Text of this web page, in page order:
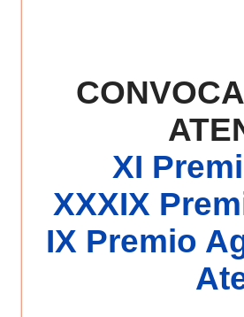
XI
XXXIX
IX Premio